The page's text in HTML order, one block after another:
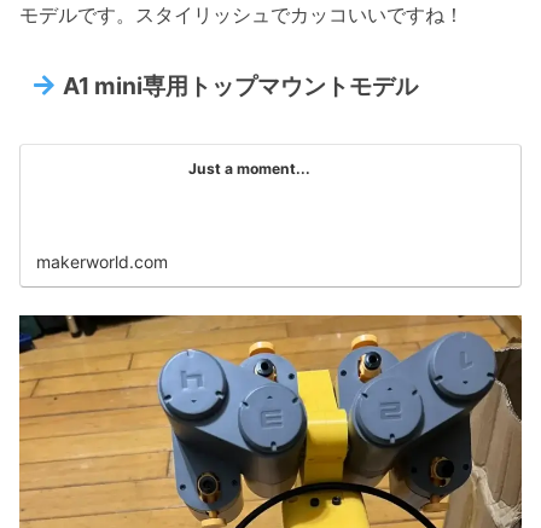
モデルです。スタイリッシュでカッコいいですね！
A1 mini専用トップマウントモデル
Just a moment...
makerworld.com